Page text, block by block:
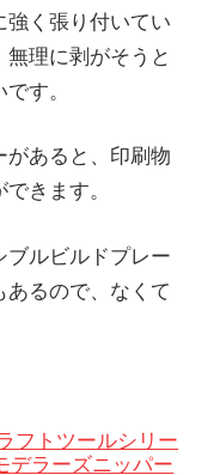
強く張り付いてい
理に剥がそうと
す。
があると、印刷物
きます。
ブルビルドプレー
あるので、なくて
フトツールシリー
デラーズニッパー